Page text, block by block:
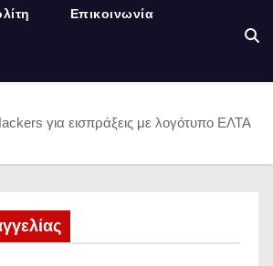
Επικοινωνία
για εισπράξεις με λογότυπο ΕΛΤΑ